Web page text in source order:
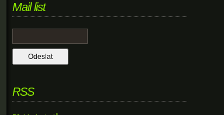
Mail list
RSS